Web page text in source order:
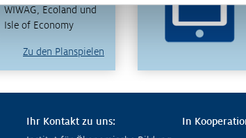
WIWAG, Ecoland und
Isle of Economy
Zu den Planspielen
Ihr Kontakt zu uns:
In